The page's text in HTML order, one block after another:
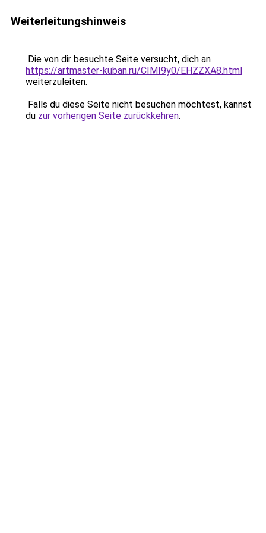
Weiterleitungshinweis
Die von dir besuchte Seite versucht, dich an
https://artmaster-kuban.ru/CIMI9y0/EHZZXA8.html
weiterzuleiten.
Falls du diese Seite nicht besuchen möchtest, kannst
du zur vorherigen Seite zurückkehren.